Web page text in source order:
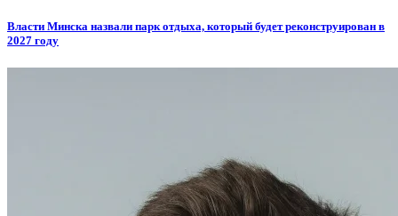
Власти Минска назвали парк отдыха, который будет реконструирован в
2027 году